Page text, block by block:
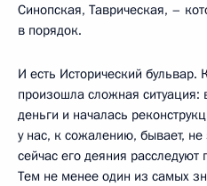
Синопская, Таврическая, –
в порядок.
И есть Исторический
произошла сложная
деньги и началась
у нас, к сожалению, бывает,
сейчас его деяния
Тем не менее один из самых